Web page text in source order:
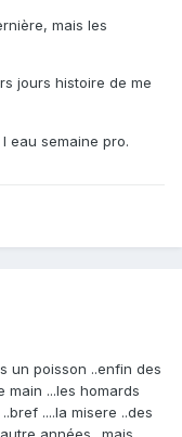
mais les
jours histoire de me
eau semaine pro.
un poisson ..enfin des
main ...les homards
....la misere ..des